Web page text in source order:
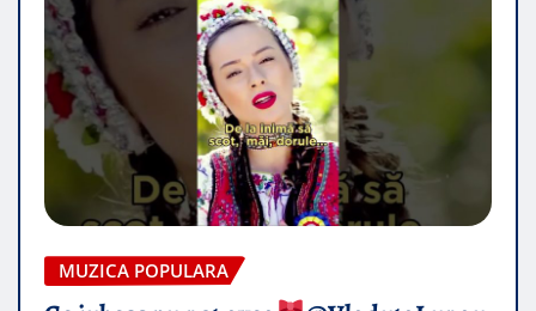
MUZICA POPULARA